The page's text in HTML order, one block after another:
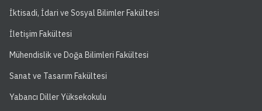
İktisadi, İdari ve Sosyal Bilimler Fakültesi
İletişim Fakültesi
Mühendislik ve Doğa Bilimleri Fakültesi
Sanat ve Tasarım Fakültesi
Yabancı Diller Yüksekokulu